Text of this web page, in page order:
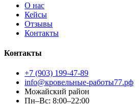
О нас
Кейсы
Отзывы
Контакты
Контакты
+7 (903) 199-47-89
info@кровельные-работы77.рф
Можайский район
Пн–Вс: 8:00–22:00